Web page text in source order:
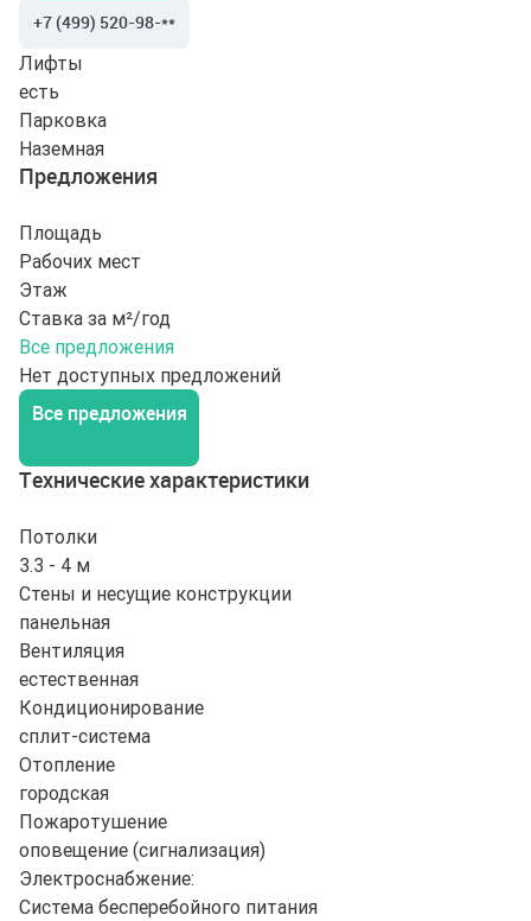
+7 (499) 520-98-**
Лифты
есть
Парковка
Наземная
Предложения
Площадь
Рабочих мест
Этаж
Ставка за м²/год
Все предложения
Нет доступных предложений
Все предложения
Технические характеристики
Потолки
3.3 - 4 м
Стены и несущие конструкции
панельная
Вентиляция
естественная
Кондиционирование
сплит-система
Отопление
городская
Пожаротушение
оповещение (сигнализация)
Электроснабжение:
Система бесперебойного питания